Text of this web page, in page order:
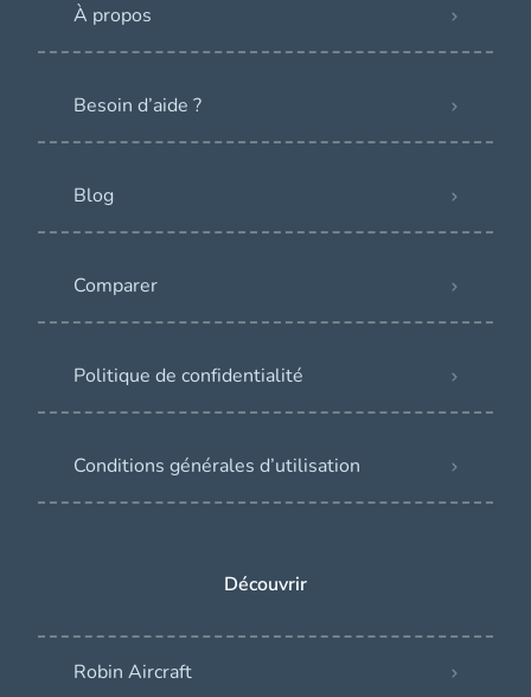
À propos
Besoin d’aide ?
Blog
Comparer
Politique de confidentialité
Conditions générales d’utilisation
Découvrir
Robin Aircraft